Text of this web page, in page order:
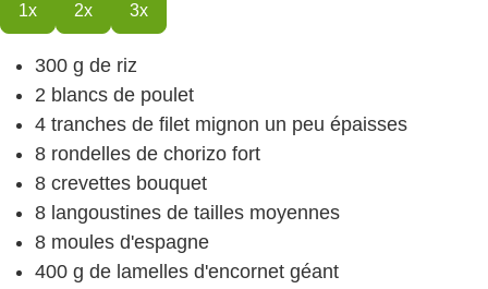
1x 2x 3x
300 g de riz
2 blancs de poulet
4 tranches de filet mignon un peu épaisses
8 rondelles de chorizo fort
8 crevettes bouquet
8 langoustines de tailles moyennes
8 moules d'espagne
400 g de lamelles d'encornet géant